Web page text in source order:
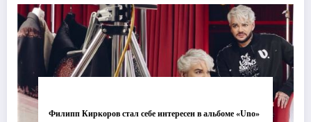
Филипп Киркоров стал себе интересен в альбоме «Uno»